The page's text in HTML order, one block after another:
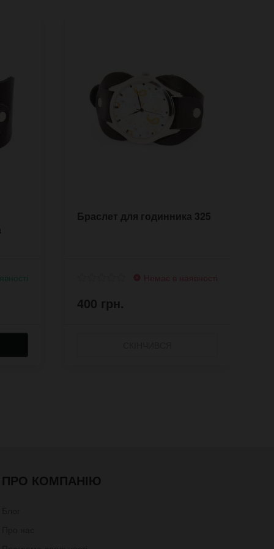
Браслет для годинника 325
400 грн.
ПРО КОМПАНІЮ